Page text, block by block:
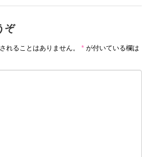
ぞ
れることはありません。 * が付いている欄は